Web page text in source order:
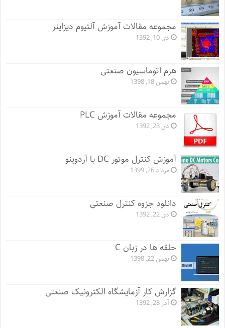
مجموعه مقالات آموزش آلتیوم دیزاینر
دی 10, 1392
هرم اتوماسیون صنعتی
بهمن 18, 1398
مجموعه مقالات آموزش PLC
دی 23, 1392
آموزش کنترل موتور DC با آردوینو
مرداد 26, 1399
دانلود جزوه کنترل صنعتی
دی 22, 1392
حلقه ها در زبان C
بهمن 22, 1398
گزارش کار آزمایشگاه الکترونیک صنعتی
آذر 28, 1392